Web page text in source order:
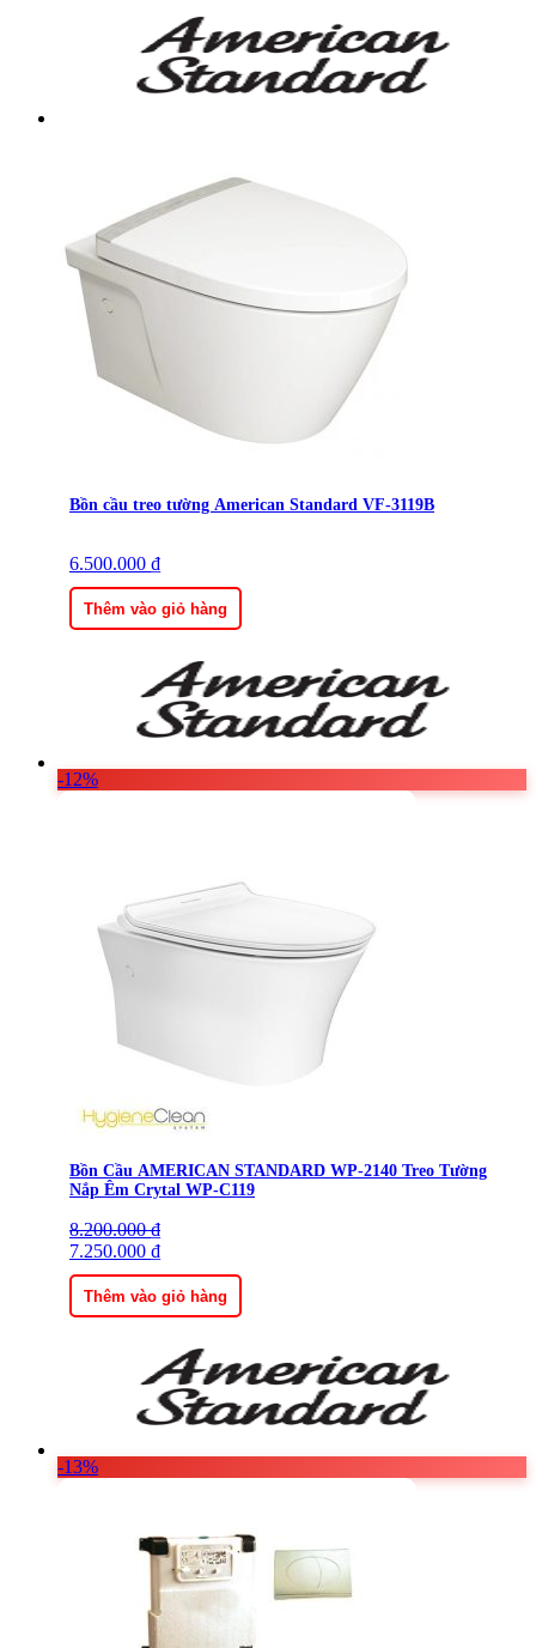
Bồn cầu treo tường American Standard VF-3119B
6.500.000 ₫
Thêm vào giỏ hàng
-12%
Bồn Cầu AMERICAN STANDARD WP-2140 Treo Tường
Nắp Êm Crytal WP-C119
8.200.000₫
Giá
gốc
là:
8.200.000 ₫.
7.250.000 ₫
Giá
hiện
tại
là:
7.250.000 ₫.
Thêm vào giỏ hàng
-13%